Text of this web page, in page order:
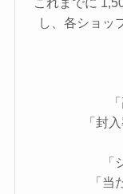
し、各ショッ
「封
「当